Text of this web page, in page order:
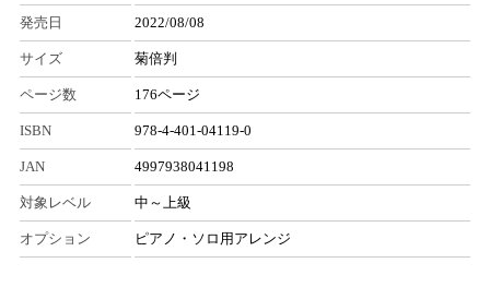
発売日 2022/08/08
サイズ 菊倍判
ページ数 176ページ
ISBN 978-4-401-04119-0
JAN 4997938041198
対象レベル 中～上級
オプション ピアノ・ソロ用アレンジ